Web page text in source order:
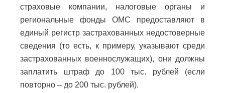
страховые компании, налоговые органы и
региональные фонды ОМС предоставляют в
единый регистр застрахованных недостоверные
сведения (то есть, к примеру, указывают среди
застрахованных военнослужащих), они должны
заплатить штраф до 100 тыс. рублей (если
повторно – до 200 тыс. рублей).